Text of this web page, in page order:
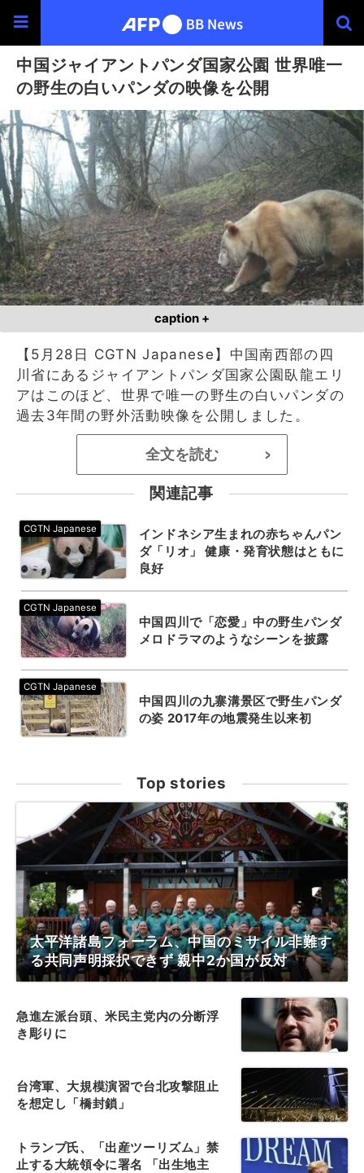
中国ジャイアントパンダ国家公園 世界唯一
の野生の白いパンダの映像を公開
caption +
【5月28日 CGTN Japanese】中国南西部の四
川省にあるジャイアントパンダ国家公園臥龍エリ
アはこのほど、世界で唯一の野生の白いパンダの
過去3年間の野外活動映像を公開しました。
全文を読む >
関連記事
インドネシア生まれの赤ちゃんパン
ダ「リオ」 健康・発育状態はともに
良好
中国四川で「恋愛」中の野生パンダ
メロドラマのようなシーンを披露
中国四川の九寨溝景区で野生パンダ
の姿 2017年の地震発生以来初
Top stories
太平洋諸島フォーラム、中国のミサイル非難す
る共同声明採択できず 親中2か国が反対
急進左派台頭、米民主党内の分断浮
き彫りに
台湾軍、大規模演習で台北攻撃阻止
を想定し「橋封鎖」
トランプ氏、「出産ツーリズム」禁
止する大統領令に署名 「出生地主